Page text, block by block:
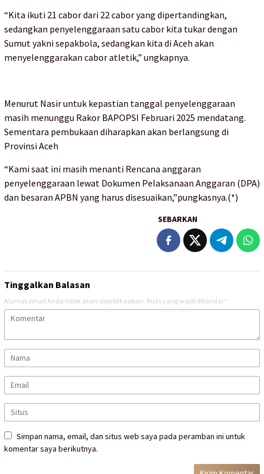
“Kita ikuti 21 cabor dari 22 cabor yang dipertandingkan,
sedangkan penyelenggaraan satu cabor kita tukar dengan
Sumut yakni sepakbola, sedangkan kita di Aceh akan
menyelenggarakan cabor atletik,” ungkapnya.
Menurut Nasir untuk kepastian tanggal penyelenggaraan
masih menunggu Rakor BAPOPSI Februari 2025 mendatang.
Sementara pembukaan diharapkan akan berlangsung di
Provinsi Aceh
“Kami saat ini masih menanti Rencana anggaran
penyelenggaraan lewat Dokumen Pelaksanaan Anggaran (DPA)
dan besaran APBN yang harus disesuaikan,”pungkasnya.(*)
SEBARKAN
Tinggalkan Balasan
Alamat email Anda tidak akan dipublikasikan. Ruas yang wajib ditandai *
Simpan nama, email, dan situs web saya pada peramban ini untuk
komentar saya berikutnya.